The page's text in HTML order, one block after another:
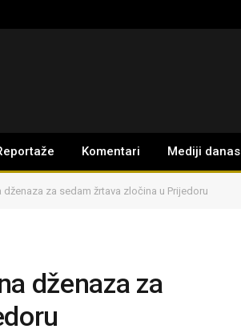
Komentari Mediji danas
za sedam žrtava zločina u Prijedoru
dženaza za